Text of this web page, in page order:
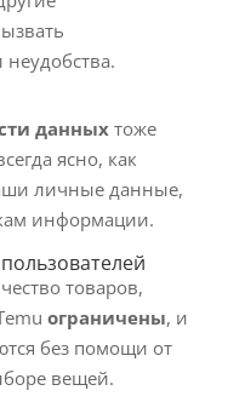
данныхтоже
ясно, как
личные данные,
информации.
товаров,
ограничены, и
без помощи от
вещей.